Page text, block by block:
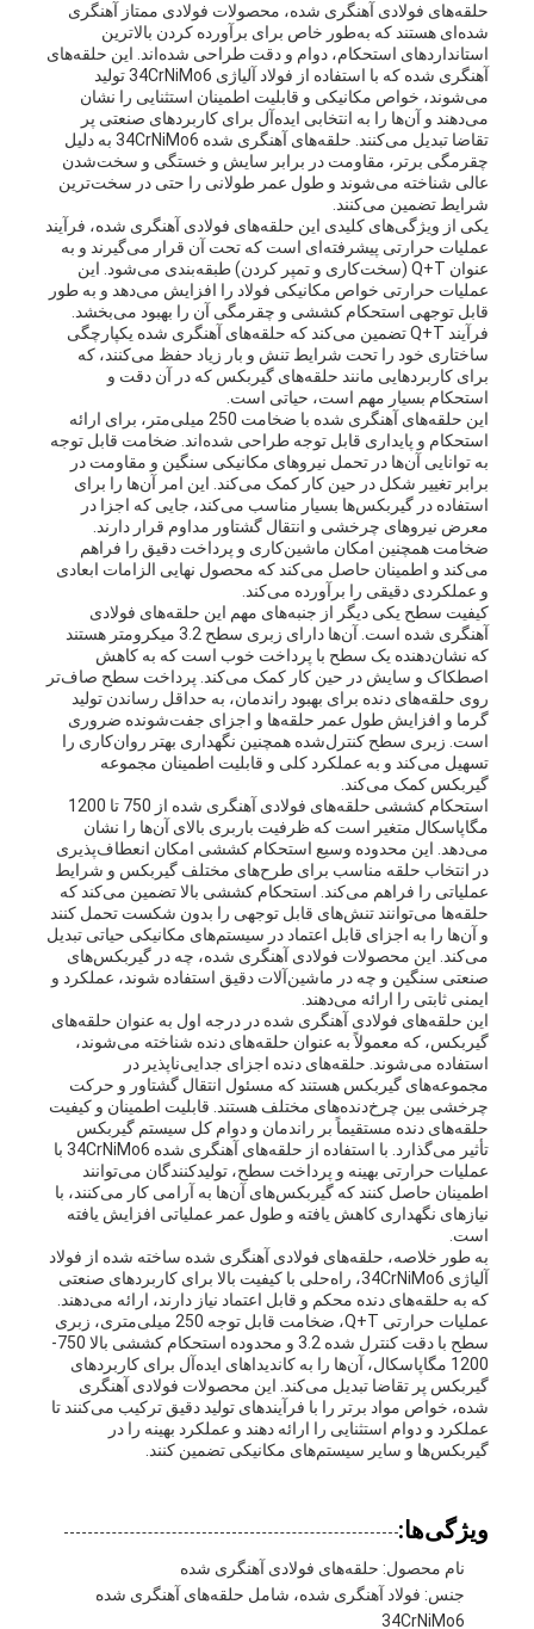
SITEMAP
PRIVACY
POLICY
حلقه‌های فولادی آهنگری شده، محصولات فولادی ممتاز آهنگری
شده‌ای هستند که به‌طور خاص برای برآورده کردن بالاترین
استانداردهای استحکام، دوام و دقت طراحی شده‌اند. این حلقه‌های
آهنگری شده که با استفاده از فولاد آلیاژی 34CrNiMo6 تولید
می‌شوند، خواص مکانیکی و قابلیت اطمینان استثنایی را نشان
می‌دهند و آن‌ها را به انتخابی ایده‌آل برای کاربردهای صنعتی پر
تقاضا تبدیل می‌کنند. حلقه‌های آهنگری شده 34CrNiMo6 به دلیل
چقرمگی برتر، مقاومت در برابر سایش و خستگی و سخت‌شدن
عالی شناخته می‌شوند و طول عمر طولانی را حتی در سخت‌ترین
شرایط تضمین می‌کنند.
یکی از ویژگی‌های کلیدی این حلقه‌های فولادی آهنگری شده، فرآیند
عملیات حرارتی پیشرفته‌ای است که تحت آن قرار می‌گیرند و به
عنوان Q+T (سخت‌کاری و تمپر کردن) طبقه‌بندی می‌شود. این
عملیات حرارتی خواص مکانیکی فولاد را افزایش می‌دهد و به طور
قابل توجهی استحکام کششی و چقرمگی آن را بهبود می‌بخشد.
فرآیند Q+T تضمین می‌کند که حلقه‌های آهنگری شده یکپارچگی
ساختاری خود را تحت شرایط تنش و بار زیاد حفظ می‌کنند، که
برای کاربردهایی مانند حلقه‌های گیربکس که در آن دقت و
استحکام بسیار مهم است، حیاتی است.
این حلقه‌های آهنگری شده با ضخامت 250 میلی‌متر، برای ارائه
استحکام و پایداری قابل توجه طراحی شده‌اند. ضخامت قابل توجه
به توانایی آن‌ها در تحمل نیروهای مکانیکی سنگین و مقاومت در
برابر تغییر شکل در حین کار کمک می‌کند. این امر آن‌ها را برای
استفاده در گیربکس‌ها بسیار مناسب می‌کند، جایی که اجزا در
معرض نیروهای چرخشی و انتقال گشتاور مداوم قرار دارند.
ضخامت همچنین امکان ماشین‌کاری و پرداخت دقیق را فراهم
می‌کند و اطمینان حاصل می‌کند که محصول نهایی الزامات ابعادی
و عملکردی دقیقی را برآورده می‌کند.
کیفیت سطح یکی دیگر از جنبه‌های مهم این حلقه‌های فولادی
آهنگری شده است. آن‌ها دارای زبری سطح 3.2 میکرومتر هستند
که نشان‌دهنده یک سطح با پرداخت خوب است که به کاهش
اصطکاک و سایش در حین کار کمک می‌کند. پرداخت سطح صاف‌تر
روی حلقه‌های دنده برای بهبود راندمان، به حداقل رساندن تولید
گرما و افزایش طول عمر حلقه‌ها و اجزای جفت‌شونده ضروری
است. زبری سطح کنترل‌شده همچنین نگهداری بهتر روان‌کاری را
تسهیل می‌کند و به عملکرد کلی و قابلیت اطمینان مجموعه
گیربکس کمک می‌کند.
استحکام کششی حلقه‌های فولادی آهنگری شده از 750 تا 1200
مگاپاسکال متغیر است که ظرفیت باربری بالای آن‌ها را نشان
می‌دهد. این محدوده وسیع استحکام کششی امکان انعطاف‌پذیری
در انتخاب حلقه مناسب برای طرح‌های مختلف گیربکس و شرایط
عملیاتی را فراهم می‌کند. استحکام کششی بالا تضمین می‌کند که
حلقه‌ها می‌توانند تنش‌های قابل توجهی را بدون شکست تحمل کنند
و آن‌ها را به اجزای قابل اعتماد در سیستم‌های مکانیکی حیاتی تبدیل
می‌کند. این محصولات فولادی آهنگری شده، چه در گیربکس‌های
صنعتی سنگین و چه در ماشین‌آلات دقیق استفاده شوند، عملکرد و
ایمنی ثابتی را ارائه می‌دهند.
این حلقه‌های فولادی آهنگری شده در درجه اول به عنوان حلقه‌های
گیربکس، که معمولاً به عنوان حلقه‌های دنده شناخته می‌شوند،
استفاده می‌شوند. حلقه‌های دنده اجزای جدایی‌ناپذیر در
مجموعه‌های گیربکس هستند که مسئول انتقال گشتاور و حرکت
چرخشی بین چرخ‌دنده‌های مختلف هستند. قابلیت اطمینان و کیفیت
حلقه‌های دنده مستقیماً بر راندمان و دوام کل سیستم گیربکس
تأثیر می‌گذارد. با استفاده از حلقه‌های آهنگری شده 34CrNiMo6 با
عملیات حرارتی بهینه و پرداخت سطح، تولیدکنندگان می‌توانند
اطمینان حاصل کنند که گیربکس‌های آن‌ها به آرامی کار می‌کنند، با
نیازهای نگهداری کاهش یافته و طول عمر عملیاتی افزایش یافته
است.
به طور خلاصه، حلقه‌های فولادی آهنگری شده ساخته شده از فولاد
آلیاژی 34CrNiMo6، راه‌حلی با کیفیت بالا برای کاربردهای صنعتی
که به حلقه‌های دنده محکم و قابل اعتماد نیاز دارند، ارائه می‌دهند.
عملیات حرارتی Q+T، ضخامت قابل توجه 250 میلی‌متری، زبری
سطح با دقت کنترل شده 3.2 و محدوده استحکام کششی بالا 750-
1200 مگاپاسکال، آن‌ها را به کاندیداهای ایده‌آل برای کاربردهای
گیربکس پر تقاضا تبدیل می‌کند. این محصولات فولادی آهنگری
شده، خواص مواد برتر را با فرآیندهای تولید دقیق ترکیب می‌کنند تا
عملکرد و دوام استثنایی را ارائه دهند و عملکرد بهینه را در
گیربکس‌ها و سایر سیستم‌های مکانیکی تضمین کنند.
ویژگی‌ها:
نام محصول: حلقه‌های فولادی آهنگری شده
جنس: فولاد آهنگری شده، شامل حلقه‌های آهنگری شده
34CrNiMo6